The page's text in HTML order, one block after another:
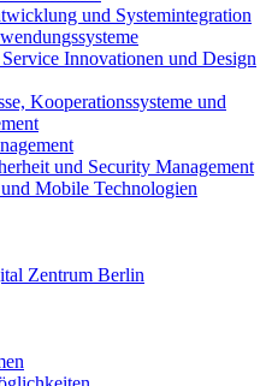
und Systemintegration
Innovationen und Design
Kooperationssysteme und
und Security Management
Mobile Technologien
Zentrum Berlin